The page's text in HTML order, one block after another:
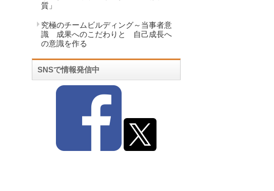
質」
究極のチームビルディング～当事者意
識 成果へのこだわりと 自己成長へ
の意識を作る
SNSで情報発信中